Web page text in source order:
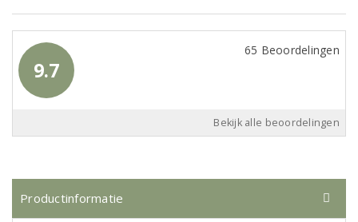
9.7
65 Beoordelingen
Bekijk alle beoordelingen
Productinformatie